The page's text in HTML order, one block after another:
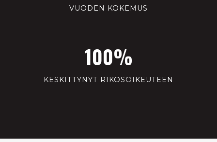
VUODEN KOKEMUS
100%
KESKITTYNYT RIKOSOIKEUTEEN